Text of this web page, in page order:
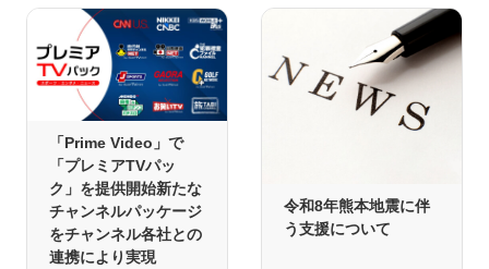
「Prime Video」で
「プレミアTVパッ
ク」を提供開始新たな
チャンネルパッケージ
をチャンネル各社との
連携により実現
令和8年熊本地震に伴
う支援について